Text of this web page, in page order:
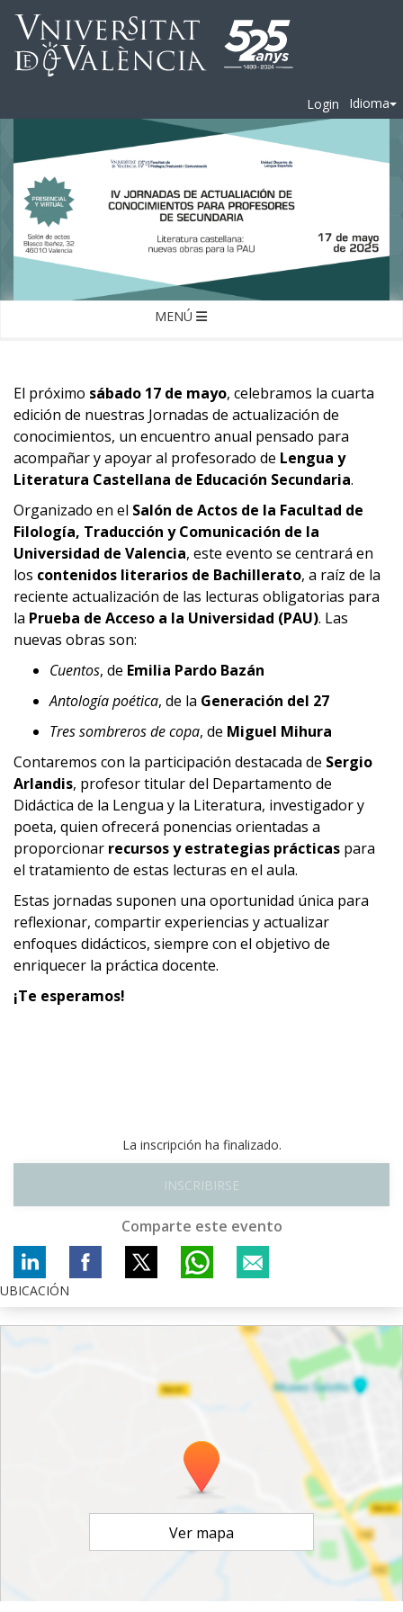
Login Idioma
MENÚ
El próximo sábado 17 de mayo, celebramos la cuarta
edición de nuestras Jornadas de actualización de
conocimientos, un encuentro anual pensado para
acompañar y apoyar al profesorado de Lengua y
Literatura Castellana de Educación Secundaria.
Organizado en el Salón de Actos de la Facultad de
Filología, Traducción y Comunicación de la
Universidad de Valencia, este evento se centrará en
los contenidos literarios de Bachillerato, a raíz de la
reciente actualización de las lecturas obligatorias para
la Prueba de Acceso a la Universidad (PAU). Las
nuevas obras son:
Cuentos, de Emilia Pardo Bazán
Antología poética, de la Generación del 27
Tres sombreros de copa, de Miguel Mihura
Contaremos con la participación destacada de Sergio
Arlandis, profesor titular del Departamento de
Didáctica de la Lengua y la Literatura, investigador y
poeta, quien ofrecerá ponencias orientadas a
proporcionar recursos y estrategias prácticas para
el tratamiento de estas lecturas en el aula.
Estas jornadas suponen una oportunidad única para
reflexionar, compartir experiencias y actualizar
enfoques didácticos, siempre con el objetivo de
enriquecer la práctica docente.
¡Te esperamos!
La inscripción ha finalizado.
INSCRIBIRSE
Comparte este evento
UBICACIÓN
Ver mapa